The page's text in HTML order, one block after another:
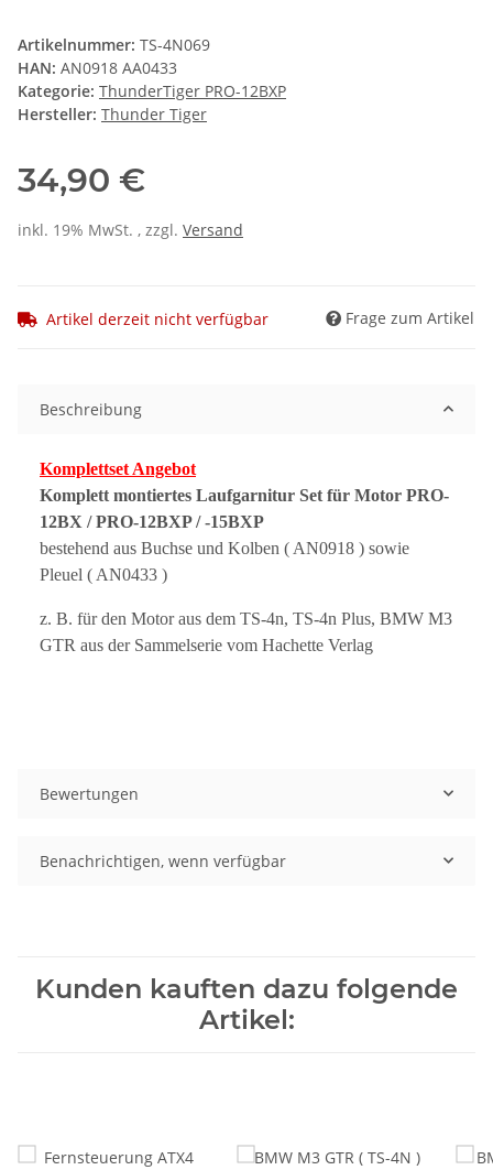
Artikelnummer: TS-4N069
HAN: AN0918 AA0433
Kategorie: ThunderTiger PRO-12BXP
Hersteller: Thunder Tiger
34,90 €
inkl. 19% MwSt. , zzgl. Versand
Artikel derzeit nicht verfügbar Frage zum Artikel
Beschreibung
Komplettset Angebot
Komplett montiertes Laufgarnitur Set für Motor PRO-
12BX / PRO-12BXP / -15BXP
bestehend aus Buchse und Kolben ( AN0918 ) sowie
Pleuel ( AN0433 )
z. B. für den Motor aus dem TS-4n, TS-4n Plus, BMW M3
GTR aus der Sammelserie vom Hachette Verlag
Bewertungen
Benachrichtigen, wenn verfügbar
Kunden kauften dazu folgende
Artikel: